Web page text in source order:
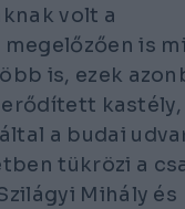
volt a
is
is, ezek
erődített kastély,
a budai
tükrözi a
Mihály és